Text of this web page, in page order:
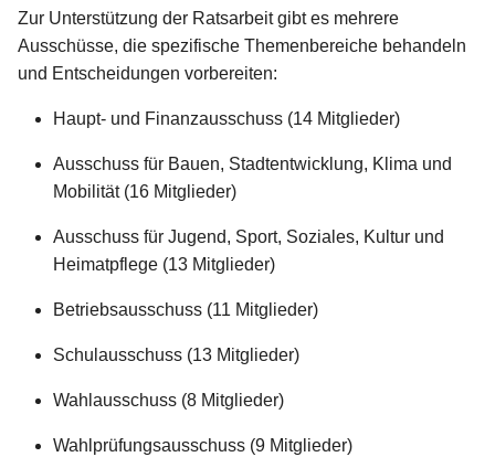
Zur Unterstützung der Ratsarbeit gibt es mehrere
Ausschüsse, die spezifische Themenbereiche behandeln
und Entscheidungen vorbereiten:
Haupt- und Finanzausschuss (14 Mitglieder)
Ausschuss für Bauen, Stadtentwicklung, Klima und
Mobilität (16 Mitglieder)
Ausschuss für Jugend, Sport, Soziales, Kultur und
Heimatpflege (13 Mitglieder)
Betriebsausschuss (11 Mitglieder)
Schulausschuss (13 Mitglieder)
Wahlausschuss (8 Mitglieder)
Wahlprüfungsausschuss (9 Mitglieder)